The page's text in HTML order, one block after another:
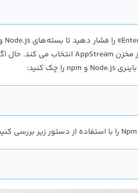
Node.js و npm را چک کنید: